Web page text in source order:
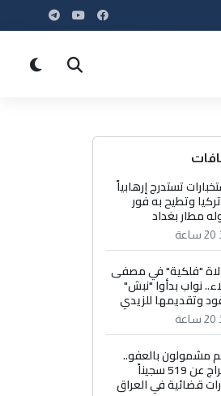
تستدرج إرهابياً
وتطيح به فور
مطار بغداد
"فلكية" في مصفى
نواب بدأوا "نبش"
وتقديمها للزيدي
مشمولون بالعفو..
الإفراج عن 519 سجيناً
قضائية في العراق